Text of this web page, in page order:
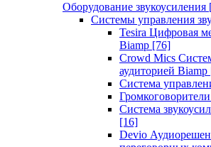
Оборудование звукоусиления
Системы управления
Tesira Цифровая
Biamp [76]
Crowd Mics
аудиторией Biamp
Система
Система
[16]
Devio